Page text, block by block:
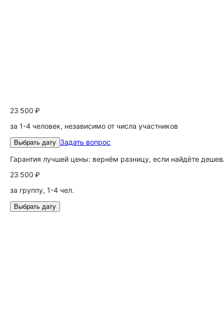
23 500 ₽
за 1-4 человек, независимо от числа участников
Выбрать дату Задать вопрос
Гарантия лучшей цены: вернём разницу, если найдёте
23 500 ₽
за группу, 1-4 чел.
Выбрать дату